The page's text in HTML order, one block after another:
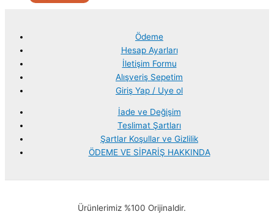
Ödeme
Hesap Ayarları
İletişim Formu
Alışveriş Sepetim
Giriş Yap / Uye ol
İade ve Değişim
Teslimat Şartları
Şartlar Koşullar ve Gizlilik
ÖDEME VE SİPARİŞ HAKKINDA
Ürünlerimiz %100 Orijinaldir.